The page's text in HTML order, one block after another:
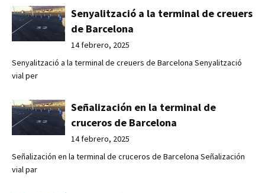
Senyalització a la terminal de creuers
de Barcelona
14 febrero, 2025
Senyalització a la terminal de creuers de Barcelona Senyalització
vial per
Señalización en la terminal de
cruceros de Barcelona
14 febrero, 2025
Señalización en la terminal de cruceros de Barcelona Señalización
vial par